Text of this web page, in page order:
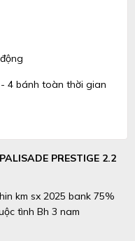
4 bánh toàn thời gian
PRESTIGE 2.2
km sx 2025 bank 75%
tình Bh 3 nam